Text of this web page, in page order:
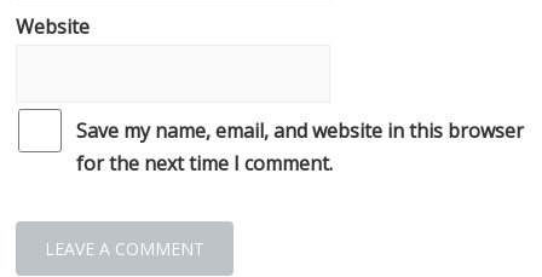
Website
Save my name, email, and website in this browser
for the next time I comment.